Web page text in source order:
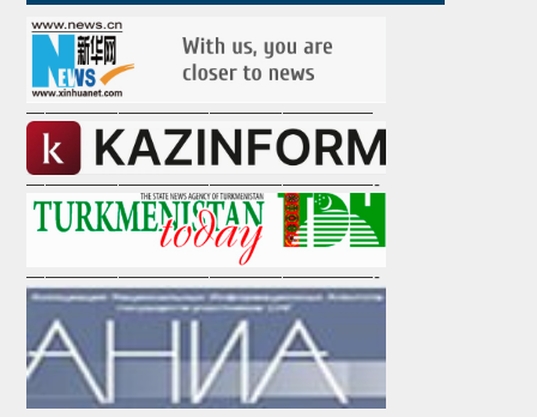
———————————————————
———————————————————-
———————————————————-